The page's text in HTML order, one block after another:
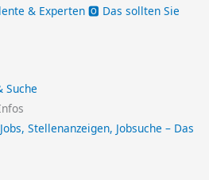
& Experten 🅾️ Das sollten Sie
Stellenanzeigen, Jobsuche – Das